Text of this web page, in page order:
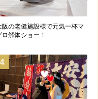
阪の老健施設様で元気一杯マ
ロ解体ショー！
4